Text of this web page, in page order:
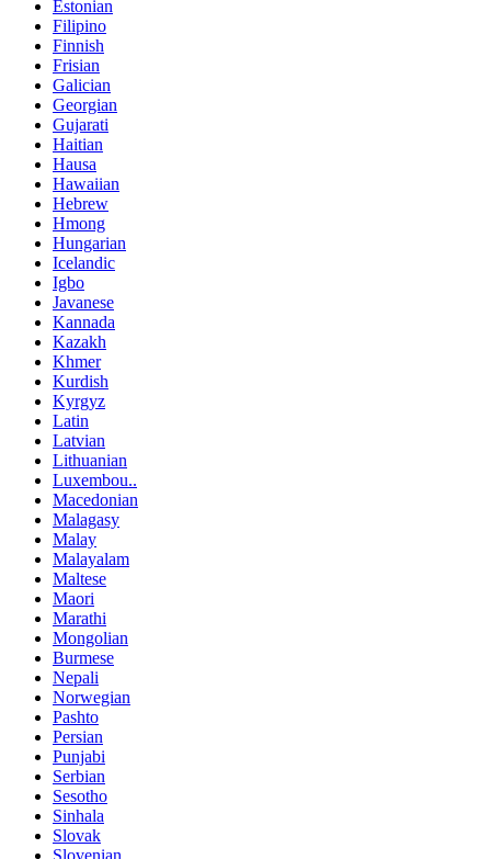
Estonian
Filipino
Finnish
Frisian
Galician
Georgian
Gujarati
Haitian
Hausa
Hawaiian
Hebrew
Hmong
Hungarian
Icelandic
Igbo
Javanese
Kannada
Kazakh
Khmer
Kurdish
Kyrgyz
Latin
Latvian
Lithuanian
Luxembou..
Macedonian
Malagasy
Malay
Malayalam
Maltese
Maori
Marathi
Mongolian
Burmese
Nepali
Norwegian
Pashto
Persian
Punjabi
Serbian
Sesotho
Sinhala
Slovak
Slovenian